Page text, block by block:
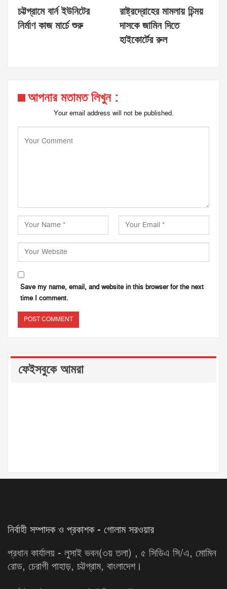
চট্টগ্রামে বার্ন ইউনিটের
নির্মাণ কাজ মার্চে শুরু
রাষ্ট্রদ্রোহের মামলায় চিন্ময়
দাসকে জামিন দিতে
হাইকোর্টের রুল
আপনার মতামত লিখুন :
Your email address will not be published.
Save my name, email, and website in this browser for the next
time I comment.
ফেইসবুকে আমরা
নির্বাহী সম্পাদক ও প্রকাশক - গোলাম সরওয়ার
প্রধান কার্যালয় - লুসাই ভবন(৩য় তলা) , ৫ সিডিএ সি/এ, মোমিন
রোড, চেরাগী পাহাড়, চট্টগ্রাম, বাংলাদেশ।